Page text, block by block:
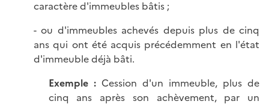
caractère d'immeubles bâtis ;
- ou d'immeubles achevés depuis plus de cinq
ans qui ont été acquis précédemment en l'état
d'immeuble déjà bâti.
Exemple : Cession d'un immeuble, plus de
cinq ans après son achèvement, par un